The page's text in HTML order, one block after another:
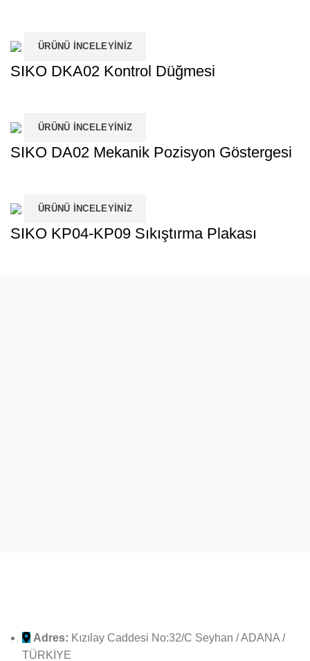
ÜRÜNÜ İNCELEYINIZ
SIKO DKA02 Kontrol Düğmesi
ÜRÜNÜ İNCELEYINIZ
SIKO DA02 Mekanik Pozisyon Göstergesi
ÜRÜNÜ İNCELEYINIZ
SIKO KP04-KP09 Sıkıştırma Plakası
Adres: Kızılay Caddesi No:32/C Seyhan / ADANA /
TÜRKİYE